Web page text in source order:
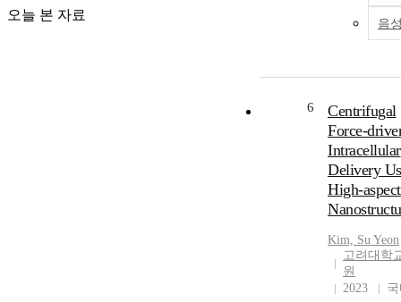
오늘 본 자료
음
6
Centrifugal
Force-
Intracellular
Delivery
High-
Kim, Su Yeon
고려대학
원
2023